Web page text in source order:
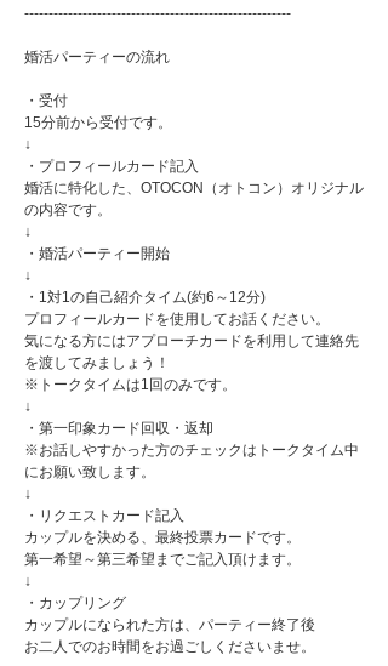
-------------------------------------------------------
婚活パーティーの流れ
・受付
15分前から受付です。
↓
・プロフィールカード記入
婚活に特化した、OTOCON（オトコン）オリジナル
の内容です。
↓
・婚活パーティー開始
↓
・1対1の自己紹介タイム(約6～12分)
プロフィールカードを使用してお話ください。
気になる方にはアプローチカードを利用して連絡先
を渡してみましょう！
※トークタイムは1回のみです。
↓
・第一印象カード回収・返却
※お話しやすかった方のチェックはトークタイム中
にお願い致します。
↓
・リクエストカード記入
カップルを決める、最終投票カードです。
第一希望～第三希望までご記入頂けます。
↓
・カップリング
カップルになられた方は、パーティー終了後
お二人でのお時間をお過ごしくださいませ。